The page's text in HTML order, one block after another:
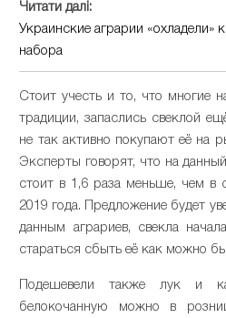
Читати далі:
Украинские аграрии «охладели»
набора
Стоит учесть и то, что многие
традиции, запаслись свеклой
не так активно покупают её на
Эксперты говорят, что на
стоит в 1,6 раза меньше, чем в
2019 года. Предложение будет
данным аграриев, свекла
стараться сбыть её как можно
Подешевели также лук и
белокочанную можно в